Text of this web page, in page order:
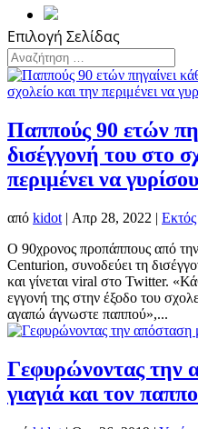
Επιλογή Σελίδας
Παππούς 90 ετών
δισέγγονή του στο
περιμένει να
από kidot | Απρ 28, 2022 |
Ο 90χρονος προπάππους από
Centurion, συνοδεύει τη
και γίνεται viral στο Twitter.
εγγονή της στην έξοδο του
αγαπώ άγνωστε παππού»,...
Γεφυρώνοντας την
γιαγιά και τον